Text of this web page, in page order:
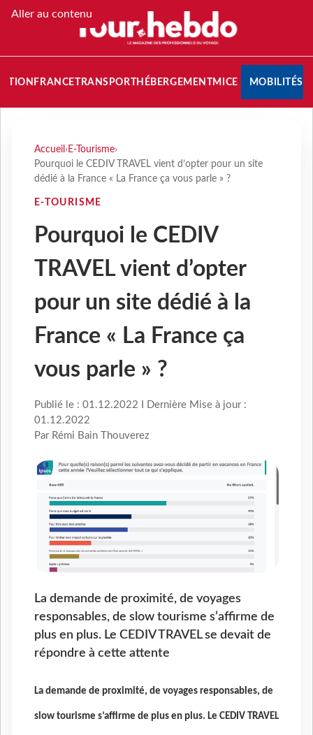
Aller au contenu
FRANCETRANSPORT HÉBERGEMENTMICE MOBILITÉS
Accueil › E-Tourisme›
Pourquoi le CEDIV TRAVEL vient d’opter pour un site
dédié à la France « La France ça vous parle » ?
E-TOURISME
Pourquoi le CEDIV
TRAVEL vient d’opter
pour un site dédié à la
France « La France ça
vous parle » ?
Publié le : 01.12.2022 I Dernière Mise à jour :
01.12.2022
Par Rémi Bain Thouverez
La demande de proximité, de voyages
responsables, de slow tourisme s’affirme de
plus en plus. Le CEDIV TRAVEL se devait de
répondre à cette attente
La demande de proximité, de voyages responsables, de
slow tourisme s’affirme de plus en plus. Le CEDIV TRAVEL